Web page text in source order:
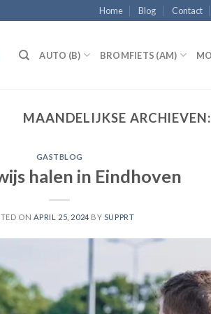
Home Blog Contact
AUTO (B) BROMFIETS (AM)
MAANDELIJKSE ARCHIEVEN:
GASTBLOG
halen in Eindhoven
ON APRIL 25, 2024 BY SUPPRT